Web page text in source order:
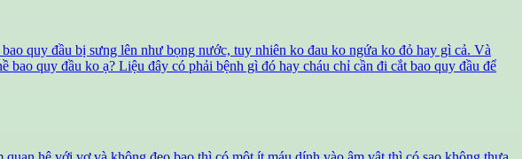
quy đầu bị sưng lên như bọng nước, tuy nhiên ko đau ko ngứa ko đỏ hay gì cả. Và
quy đầu ko ạ? Liệu đây có phải bệnh gì đó hay cháu chỉ cần đi cắt bao quy đầu để